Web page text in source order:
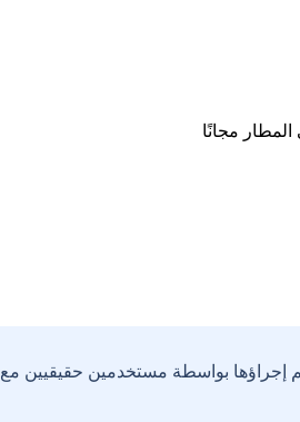
مجانًا
إجراؤها بواسطة مستخدمين حقيقيين مع